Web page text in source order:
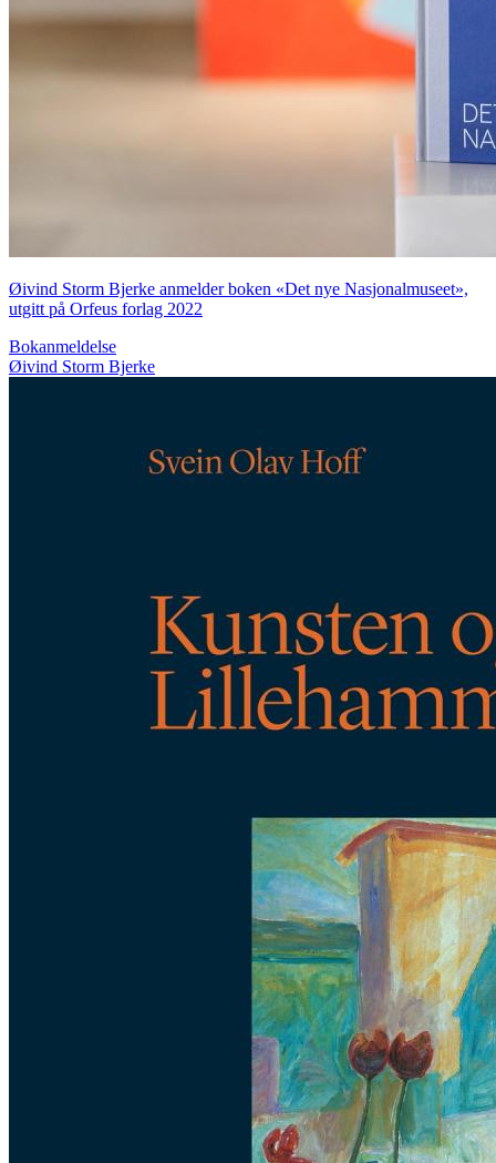
Øivind Storm Bjerke anmelder boken «Det nye Nasjonalmuseet»,
utgitt på Orfeus forlag 2022
Bokanmeldelse
Øivind Storm Bjerke